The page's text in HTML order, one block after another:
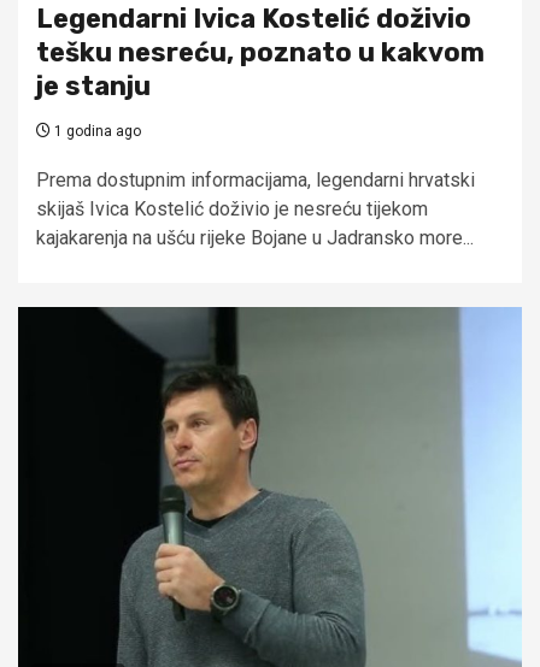
Legendarni Ivica Kostelić doživio
tešku nesreću, poznato u kakvom
je stanju
1 godina ago
Prema dostupnim informacijama, legendarni hrvatski
skijaš Ivica Kostelić doživio je nesreću tijekom
kajakarenja na ušću rijeke Bojane u Jadransko more...